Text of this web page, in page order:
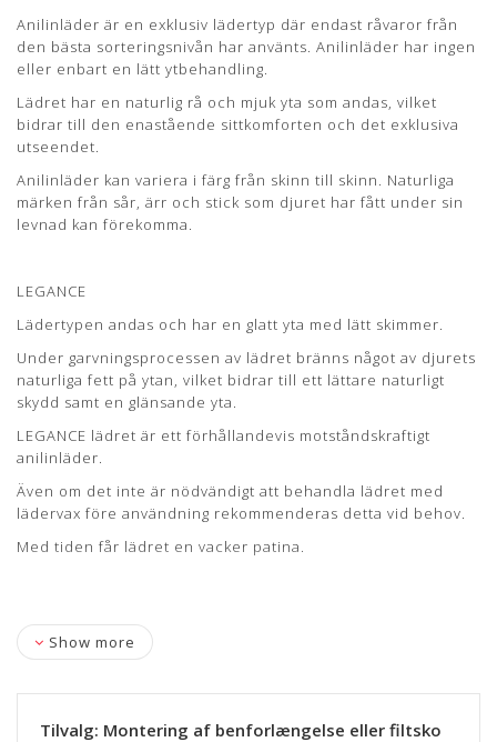
Lædertypen har en glat, blank og åndbar overflade.
Sorteringen er vild og LEGANCE kommer typisk med flere
naturlige ar og mærker som dyret har fået gennem sit aktive
liv. De naturlige mærker bidrager til en helt særlig charme og
originalitet.
Der er i garvningsprocessen af læderet, brændt noget af
dyrets naturlige fedt på overfladen, hvilket medvirker til en
god naturlig beskyttelse samt en skinnende overflade.
Læs mere om pleje og vedligeholdelse her
Anilinläder är en exklusiv lädertyp där endast råvaror från
den bästa sorteringsnivån har använts. Anilinläder har ingen
eller enbart en lätt ytbehandling.
Lädret har en naturlig rå och mjuk yta som andas, vilket
bidrar till den enastående sittkomforten och det exklusiva
utseendet.
Anilinläder kan variera i färg från skinn till skinn. Naturliga
märken från sår, ärr och stick som djuret har fått under sin
levnad kan förekomma.
LEGANCE
Lädertypen andas och har en glatt yta med lätt skimmer.
Under garvningsprocessen av lädret bränns något av djurets
naturliga fett på ytan, vilket bidrar till ett lättare naturligt
skydd samt en glänsande yta.
LEGANCE lädret är ett förhållandevis motståndskraftigt
anilinläder.
Även om det inte är nödvändigt att behandla lädret med
lädervax före användning rekommenderas detta vid behov.
Med tiden får lädret en vacker patina.
Show more
Tilvalg: Montering af benforlængelse eller filtsko